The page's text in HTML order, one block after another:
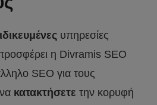
υπηρεσίες
η Divramis SEO
SEO για τους
κατακτήσετε την κορυφή